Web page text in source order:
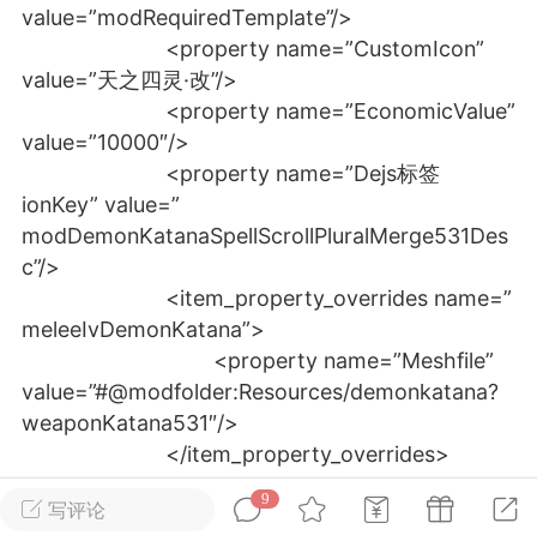
大人
Lv.8
电脑端 其他&工具
卖挂
禁止发布联机可用的作弊模组，
单机辅助引流私下售卖服务器外挂！
作弊模组的发布规范近期收到一些信息
作弊模组在联机服务器使用,为了维护游
环境，中文网特此发布以下声明，规范
模组的发布行为：1. *...
72 2.21w
大人
Lv.8
写评论
9
value=”modRequiredTemplate”/>
<property name=”CustomIcon”
value=”天之四灵·改”/>
<property name=”EconomicValue”
value=”10000″/>
<property name=”Dejs标签
ionKey” value=”
modDemonKatanaSpellScrollPluralMerge531Des
c”/>
<item_property_overrides name=”
meleeIvDemonKatana”>
<property name=”Meshfile”
value=”#@modfolder:Resources/demonkatana?
weaponKatana531″/>
</item_property_overrides>
<effect_group tiered=”false”>
<triggered_effect trigger=”